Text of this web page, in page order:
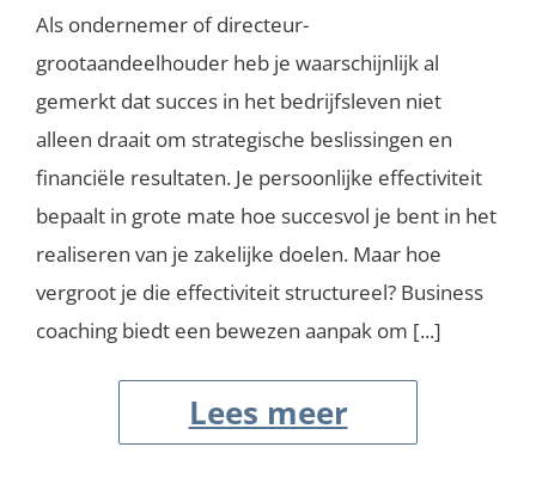
Als ondernemer of directeur-
grootaandeelhouder heb je waarschijnlijk al
gemerkt dat succes in het bedrijfsleven niet
alleen draait om strategische beslissingen en
financiële resultaten. Je persoonlijke effectiviteit
bepaalt in grote mate hoe succesvol je bent in het
realiseren van je zakelijke doelen. Maar hoe
vergroot je die effectiviteit structureel? Business
coaching biedt een bewezen aanpak om [...]
Lees meer